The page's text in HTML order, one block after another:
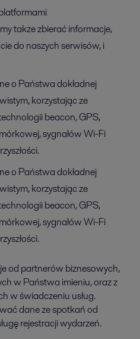
także zbierać informacje,
do naszych serwisów, i
o Państwa dokładnej
korzystając ze
beacon, GPS,
sygnałów Wi-Fi
o Państwa dokładnej
korzystając ze
beacon, GPS,
sygnałów Wi-Fi
od partnerów biznesowych,
w Państwa imieniu, oraz z
w świadczeniu usług.
dane ze spotkań od
rejestracji wydarzeń.